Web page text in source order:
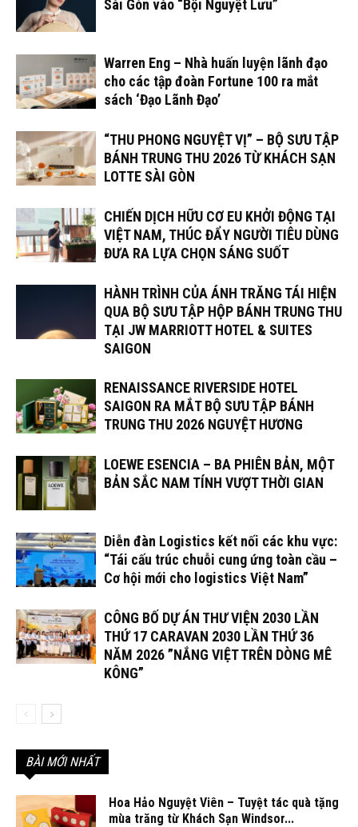
Sài Gòn vào “Bội Nguyệt Lưu”
Warren Eng – Nhà huấn luyện lãnh đạo
cho các tập đoàn Fortune 100 ra mắt
sách ‘Đạo Lãnh Đạo’
“THU PHONG NGUYỆT VỊ” – BỘ SƯU TẬP
BÁNH TRUNG THU 2026 TỪ KHÁCH SẠN
LOTTE SÀI GÒN
CHIẾN DỊCH HỮU CƠ EU KHỞI ĐỘNG TẠI
VIỆT NAM, THÚC ĐẨY NGƯỜI TIÊU DÙNG
ĐƯA RA LỰA CHỌN SÁNG SUỐT
HÀNH TRÌNH CỦA ÁNH TRĂNG TÁI HIỆN
QUA BỘ SƯU TẬP HỘP BÁNH TRUNG THU
TẠI JW MARRIOTT HOTEL & SUITES
SAIGON
RENAISSANCE RIVERSIDE HOTEL
SAIGON RA MẮT BỘ SƯU TẬP BÁNH
TRUNG THU 2026 NGUYỆT HƯƠNG
LOEWE ESENCIA – BA PHIÊN BẢN, MỘT
BẢN SẮC NAM TÍNH VƯỢT THỜI GIAN
Diễn đàn Logistics kết nối các khu vực:
“Tái cấu trúc chuỗi cung ứng toàn cầu –
Cơ hội mới cho logistics Việt Nam”
CÔNG BỐ DỰ ÁN THƯ VIỆN 2030 LẦN
THỨ 17 CARAVAN 2030 LẦN THỨ 36
NĂM 2026 ”NẮNG VIỆT TRÊN DÒNG MÊ
KÔNG”
BÀI MỚI NHẤT
Hoa Hảo Nguyệt Viên – Tuyệt tác quà tặng
mùa trăng từ Khách Sạn Windsor...